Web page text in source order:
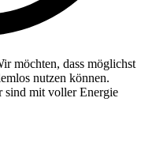
möchten, dass möglichst
nutzen können.
mit voller Energie